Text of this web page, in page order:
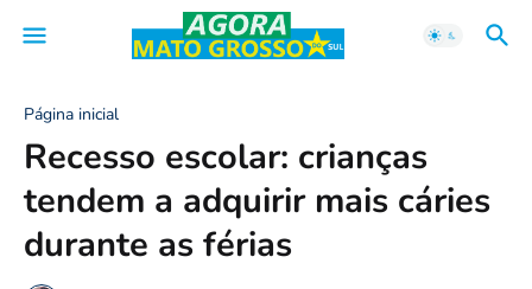
Página inicial
Recesso escolar: crianças
tendem a adquirir mais cáries
durante as férias